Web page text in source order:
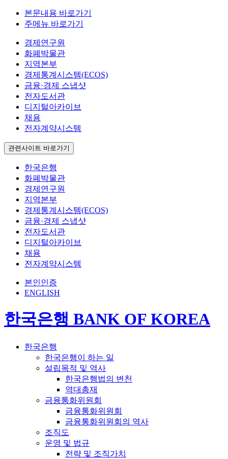
본문내용 바로가기
주메뉴 바로가기
경제연구원
화폐박물관
지역본부
경제통계시스템(ECOS)
금융·경제 스냅샷
전자도서관
디지털아카이브
채용
전자계약시스템
관련사이트 바로가기
한국은행
화폐박물관
경제연구원
지역본부
경제통계시스템(ECOS)
금융·경제 스냅샷
전자도서관
디지털아카이브
채용
전자계약시스템
본인인증
ENGLISH
한국은행 BANK OF KOREA
한국은행
한국은행이 하는 일
설립목적 및 역사
한국은행법의 변천
역대총재
금융통화위원회
금융통화위원회
금융통화위원회의 역사
조직도
운영 및 법규
전략 및 조직가치